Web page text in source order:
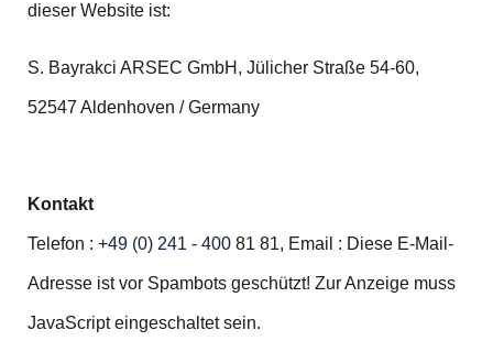
dieser Website ist:
S. Bayrakci ARSEC GmbH, Jülicher Straße 54-60,
52547 Aldenhoven / Germany
Kontakt
Telefon : +49 (0) 241 - 400 81 81, Email : Diese E-Mail-
Adresse ist vor Spambots geschützt! Zur Anzeige muss
JavaScript eingeschaltet sein.